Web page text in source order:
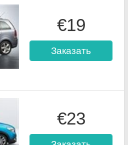
€19
Заказать
€23